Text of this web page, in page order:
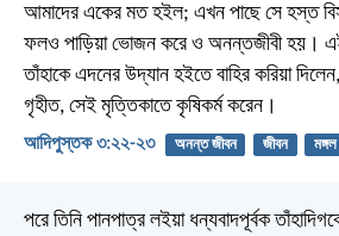
আমাদের একের মত হইল; এখন পাছে সে হস্ত
ফলও পাড়িয়া ভোজন করে ও অনন্তজীবী হয়।
তাঁহাকে এদনের উদ্যান হইতে বাহির করিয়া
গৃহীত, সেই মৃত্তিকাতে কৃষিকর্ম করেন।
আদিপুস্তক ৩:২২-২৩ অনন্ত জীবন জীবন মঙ্গল
পরে তিনি পানপাত্র লইয়া ধন্যবাদপূর্বক